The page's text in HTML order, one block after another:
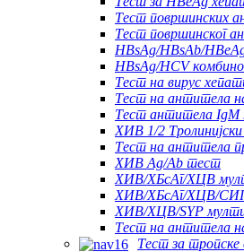
Тест површинских
Тест површинског
HBsAg/HBsAb/
HBsAg/HCV
Тест на вирус
Тест на антитела
Тест антитела IgM
ХИВ 1/2
Тест на антитела
ХИВ Ag/Ab тест
ХИВ/ХБсАг/ХЦВ
ХИВ/ХБсАг/ХЦВ/
ХИВ/ХЦВ/SYP
Тест на антитела
Тест за тропске